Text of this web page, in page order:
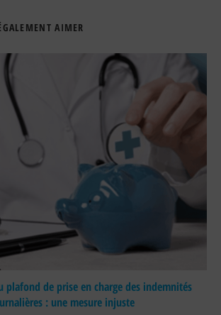
AIMER
plafond de prise en charge des indemnités
: une mesure injuste